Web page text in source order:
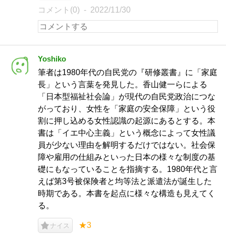
コメント(0) 2022/11/30
Yoshiko
筆者は1980年代の自民党の『研修叢書』に「家庭
長」という言葉を発見した。香山健一らによる
「日本型福祉社会論」が現代の自民党政治につな
がっており、女性を「家庭の安全保障」という役
割に押し込める女性認識の起源にあるとする。本
書は「イエ中心主義」という概念によって女性議
員が少ない理由を解明するだけではない。社会保
障や雇用の仕組みといった日本の様々な制度の基
礎にもなっていることを指摘する。1980年代と言
えば第3号被保険者と均等法と派遣法が誕生した
時期である。本書を起点に様々な構造も見えてく
る。
ナイス ★3